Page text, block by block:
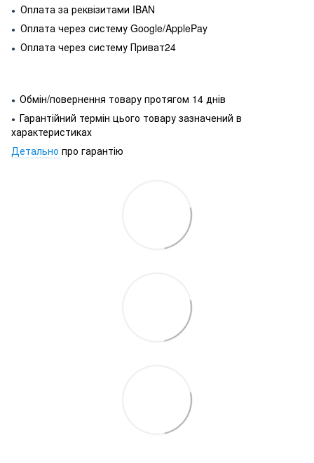
● Оплата за реквізитами IBAN
● Оплата через систему Google/ApplePay
● Оплата через систему Приват24
● Обмін/повернення товару протягом 14 днів
● Гарантійний термін цього товару зазначений в
характеристиках
Детально про гарантію